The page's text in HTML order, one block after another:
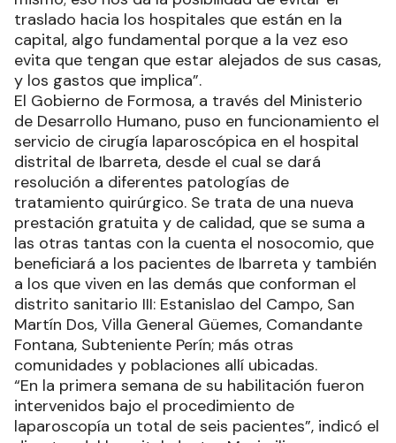
traslado hacia los hospitales que están en la
capital, algo fundamental porque a la vez eso
evita que tengan que estar alejados de sus casas,
y los gastos que implica”.
El Gobierno de Formosa, a través del Ministerio
de Desarrollo Humano, puso en funcionamiento el
servicio de cirugía laparoscópica en el hospital
distrital de Ibarreta, desde el cual se dará
resolución a diferentes patologías de
tratamiento quirúrgico. Se trata de una nueva
prestación gratuita y de calidad, que se suma a
las otras tantas con la cuenta el nosocomio, que
beneficiará a los pacientes de Ibarreta y también
a los que viven en las demás que conforman el
distrito sanitario III: Estanislao del Campo, San
Martín Dos, Villa General Güemes, Comandante
Fontana, Subteniente Perín; más otras
comunidades y poblaciones allí ubicadas.
“En la primera semana de su habilitación fueron
intervenidos bajo el procedimiento de
laparoscopía un total de seis pacientes”, indicó el